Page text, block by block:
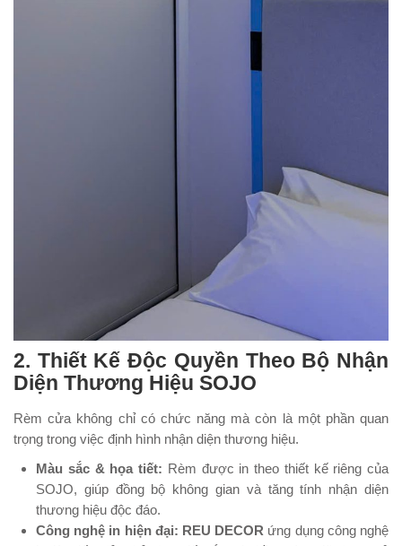
2. Thiết Kế Độc Quyền Theo Bộ Nhận
Diện Thương Hiệu SOJO
Rèm cửa không chỉ có chức năng mà còn là một phần quan
trọng trong việc định hình nhận diện thương hiệu.
Màu sắc & họa tiết: Rèm được in theo thiết kế riêng của
SOJO, giúp đồng bộ không gian và tăng tính nhận diện
thương hiệu độc đáo.
Công nghệ in hiện đại: REU DECOR ứng dụng công nghệ